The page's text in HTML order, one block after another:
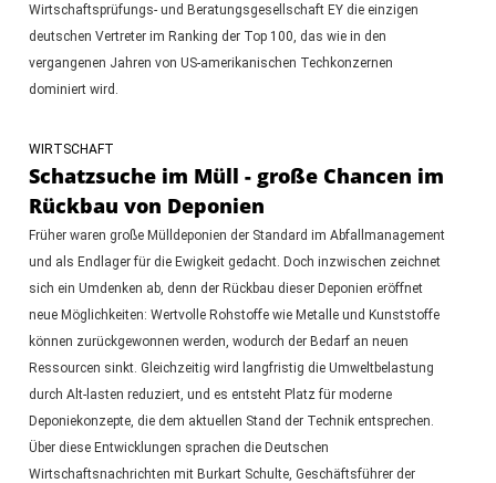
Wirtschaftsprüfungs- und Beratungsgesellschaft EY die einzigen
deutschen Vertreter im Ranking der Top 100, das wie in den
vergangenen Jahren von US-amerikanischen Techkonzernen
dominiert wird.
WIRTSCHAFT
Schatzsuche im Müll - große Chancen im
Rückbau von Deponien
Früher waren große Mülldeponien der Standard im Abfallmanagement
und als Endlager für die Ewigkeit gedacht. Doch inzwischen zeichnet
sich ein Umdenken ab, denn der Rückbau dieser Deponien eröffnet
neue Möglichkeiten: Wertvolle Rohstoffe wie Metalle und Kunststoffe
können zurückgewonnen werden, wodurch der Bedarf an neuen
Ressourcen sinkt. Gleichzeitig wird langfristig die Umweltbelastung
durch Alt-lasten reduziert, und es entsteht Platz für moderne
Deponiekonzepte, die dem aktuellen Stand der Technik entsprechen.
Über diese Entwicklungen sprachen die Deutschen
Wirtschaftsnachrichten mit Burkart Schulte, Geschäftsführer der